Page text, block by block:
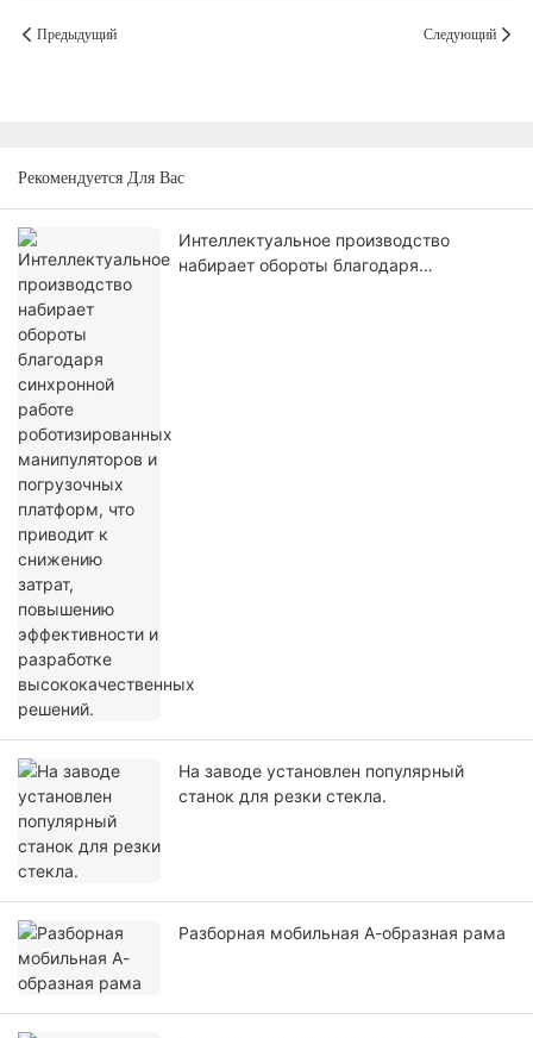
Предыдущий Следующий
Рекомендуется Для Вас
Интеллектуальное производство
набирает обороты благодаря
На заводе установлен популярный
станок для резки стекла.
Разборная мобильная А-образная рама